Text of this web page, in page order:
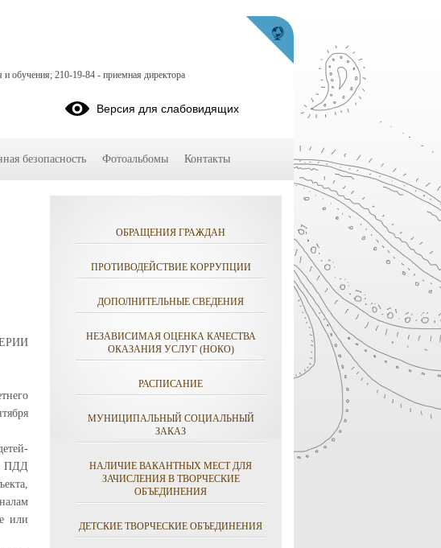
ПДД
или
ОБРАЩЕНИЯ ГРАЖДАН
ПРОТИВОДЕЙСТВИЕ КОРРУПЦИИ
ДОПОЛНИТЕЛЬНЫЕ СВЕДЕНИЯ
НЕЗАВИСИМАЯ ОЦЕНКА КАЧЕСТВА
ОКАЗАНИЯ УСЛУГ (НОКО)
РАСПИСАНИЕ
МУНИЦИПАЛЬНЫЙ СОЦИАЛЬНЫЙ
ЗАКАЗ
НАЛИЧИЕ ВАКАНТНЫХ МЕСТ ДЛЯ
ЗАЧИСЛЕНИЯ В ТВОРЧЕСКИЕ
ОБЪЕДИНЕНИЯ
ДЕТСКИЕ ТВОРЧЕСКИЕ ОБЪЕДИНЕНИЯ
обучения; 210-19-84 - приемная директора
Версия для слабовидящих
безопасность Фотоальбомы Контакты